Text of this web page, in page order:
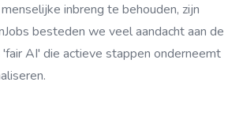
inbreng te behouden, zijn
besteden we veel aandacht aan de
AI' die actieve stappen onderneemt